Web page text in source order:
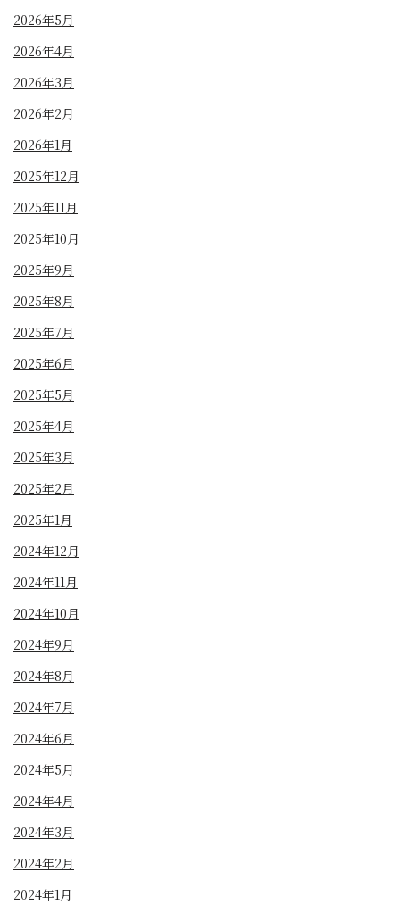
2026年5月
2026年4月
2026年3月
2026年2月
2026年1月
2025年12月
2025年11月
2025年10月
2025年9月
2025年8月
2025年7月
2025年6月
2025年5月
2025年4月
2025年3月
2025年2月
2025年1月
2024年12月
2024年11月
2024年10月
2024年9月
2024年8月
2024年7月
2024年6月
2024年5月
2024年4月
2024年3月
2024年2月
2024年1月